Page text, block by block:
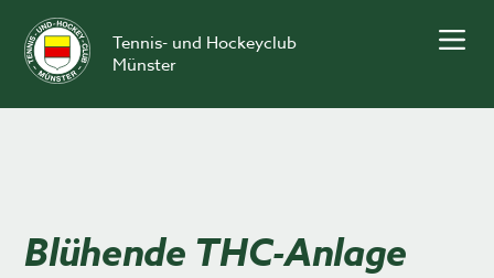
content
Tennis- und Hockeyclub
Münster
Blühende THC-Anlage